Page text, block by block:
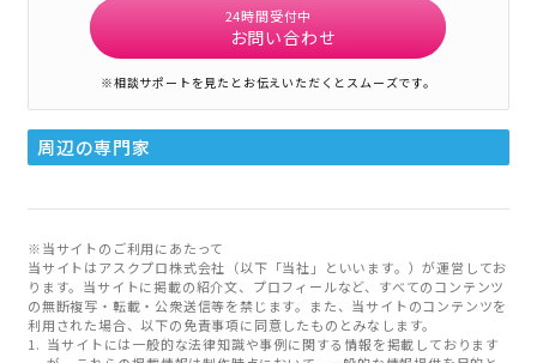
24時間受付中
お問い合わせ
※相談サポートを見たとお伝えいただくとスムーズです。
周辺の専門家
※当サイトのご利用にあたって
当サイトはアスクプロ株式会社（以下「当社」といいます。）が運営してお
ります。当サイトに掲載の紹介文、プロフィールなど、すべてのコンテンツ
の無断複写・転載・公衆送信等を禁じます。また、当サイトのコンテンツを
利用された場合、以下の免責事項に同意したものとみなします。
当サイトには一般的な法律知識や事例に関する情報を掲載しております